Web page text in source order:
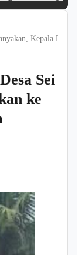
Kepala Desa
Sei
ke